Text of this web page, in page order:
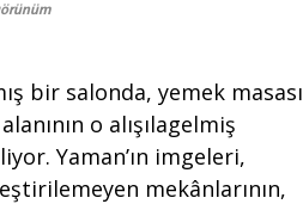
bir salonda, yemek masası
o alışılagelmiş
Yaman’ın imgeleri,
mekânlarının,